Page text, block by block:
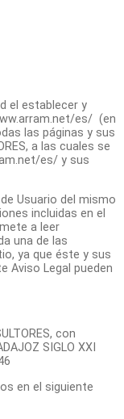
el establecer y
es/ (en
las páginas y sus
a las cuales se
es/ y sus
Usuario del mismo
incluidas en el
a leer
una de las
ya que éste y sus
Aviso Legal pueden
con
SIGLO XXI
en el siguiente